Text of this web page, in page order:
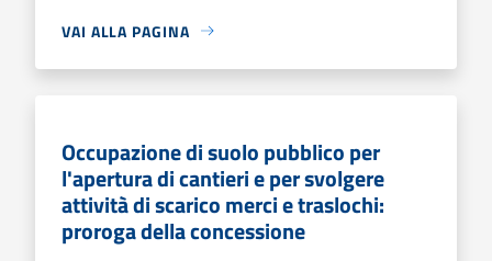
VAI ALLA PAGINA
Occupazione di suolo pubblico per
l'apertura di cantieri e per svolgere
attività di scarico merci e traslochi:
proroga della concessione